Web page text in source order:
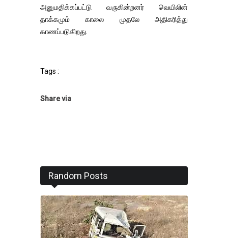
அனுமதிக்கப்பட்டு வருகின்றனர் வெயிலின்
தாக்கமும் காலை முதலே அதிகரித்து
காணப்படுகிறது.
Tags :
Share via
Random Posts